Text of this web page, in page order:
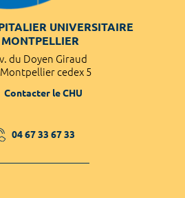
UNIVERSITAIRE
du Doyen Giraud
Montpellier cedex 5
Contacter le CHU
04 67 33 67 33